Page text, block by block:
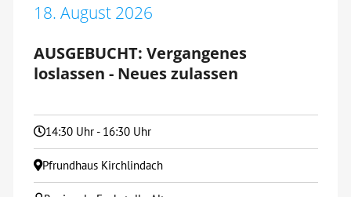
18. August 2026
AUSGEBUCHT: Vergangenes
loslassen - Neues zulassen
14:30 Uhr - 16:30 Uhr
Pfrundhaus Kirchlindach